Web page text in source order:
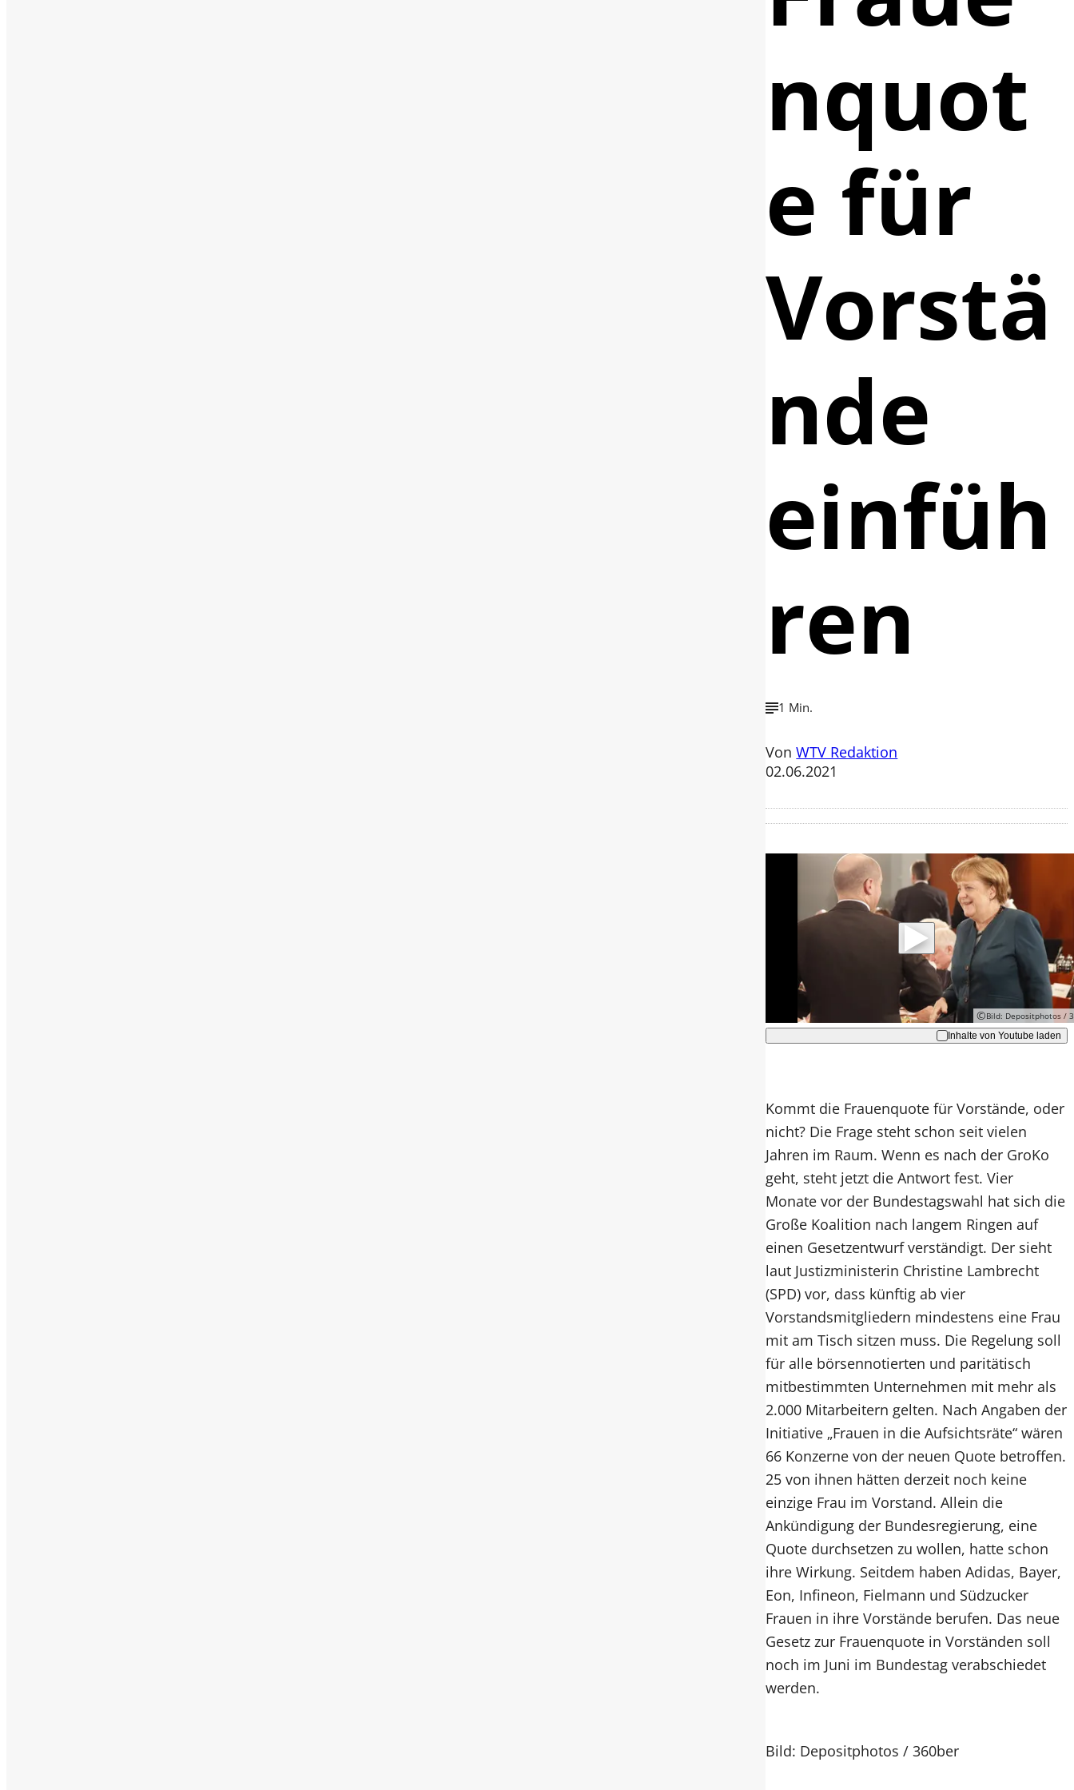
nquot
e für
Vorstä
nde
einfüh
ren
1 Min.
VonWTV Redaktion
02.06.2021
©Bild: Depositphotos /
Mit der Wiedergabe dieses Videos
werden Daten an Youtube übertragen.
Hinweise dazu erhalten Sie in der
Datenschutzerklärung .
Akzeptieren
Inhalte von Youtube laden
Kommt die Frauenquote für Vorstände, oder
nicht? Die Frage steht schon seit vielen
Jahren im Raum. Wenn es nach der GroKo
geht, steht jetzt die Antwort fest. Vier
Monate vor der Bundestagswahl hat sich die
Große Koalition nach langem Ringen auf
einen Gesetzentwurf verständigt. Der sieht
laut Justizministerin Christine Lambrecht
(SPD) vor, dass künftig ab vier
Vorstandsmitgliedern mindestens eine Frau
mit am Tisch sitzen muss. Die Regelung soll
für alle börsennotierten und paritätisch
mitbestimmten Unternehmen mit mehr als
2.000 Mitarbeitern gelten. Nach Angaben der
Initiative „Frauen in die Aufsichtsräte“ wären
66 Konzerne von der neuen Quote betroffen.
25 von ihnen hätten derzeit noch keine
einzige Frau im Vorstand. Allein die
Ankündigung der Bundesregierung, eine
Quote durchsetzen zu wollen, hatte schon
ihre Wirkung. Seitdem haben Adidas, Bayer,
Eon, Infineon, Fielmann und Südzucker
Frauen in ihre Vorstände berufen. Das neue
Gesetz zur Frauenquote in Vorständen soll
noch im Juni im Bundestag verabschiedet
werden.
Bild: Depositphotos / 360ber